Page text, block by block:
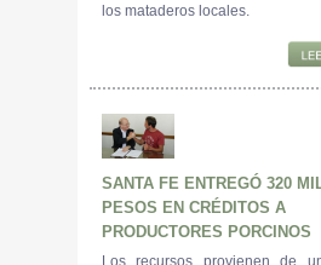
los mataderos locales.
SANTA FE ENTREGÓ 320
PESOS EN CRÉDITOS A
PRODUCTORES PORCINOS
Los recursos provienen de